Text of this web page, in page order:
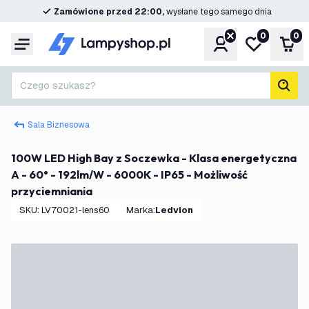
Zamówione przed 22:00,wysłane tego samego dnia
Menu KontoMoja lista
0 0
Czego szukasz?
Sala Biznesowa
100W LED High Bay z Soczewka - Klasa energetyczna
A - 60° - 192lm/W - 6000K - IP65 - Możliwość
przyciemniania
SKU: LV70021-lens60 Marka: Ledvion